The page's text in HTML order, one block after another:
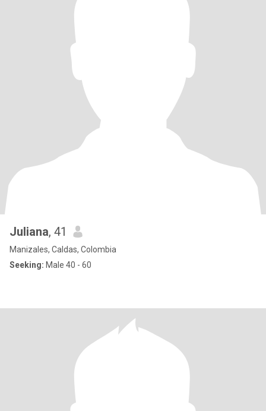
Juliana, 41
Manizales, Caldas, Colombia
Seeking: Male 40 - 60